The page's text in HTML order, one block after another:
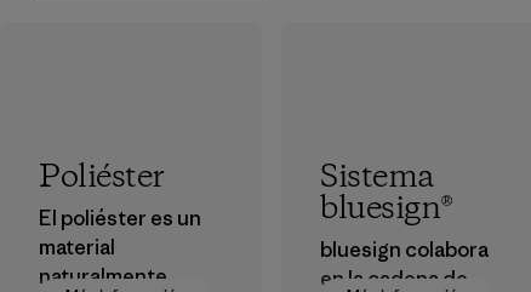
Poliéster
El poliéster es un
material
naturalmente
Sistema
bluesign®
bluesign colabora
en la cadena de